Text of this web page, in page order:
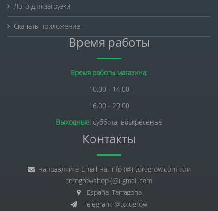
Лого для загрузки
Скачать приложение
Время работы
Время работы магазина:
10.00 - 14.00
16.00 - 20.00
Выходные: суббота, воскресенье
Контакты
направляйте Email на: info (@) torogrow.com или
torogrowshop (@) gmail.com
España, Tarragona
Telegram: @torogrow